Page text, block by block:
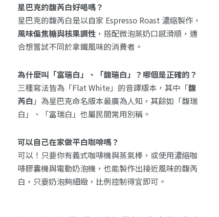
星巴克的馥芮白好喝嗎？
星巴克的馥芮白是以自家 Espresso Roast 濃縮製作，
風味偏焦糖與核果調性，搭配微泡蒸奶口感滑順，適
合想嘗試不同於拿鐵風味的消費者。
為什麼叫「富瑞白」、「馥瑞白」？哪個是正確的？
三種寫法皆為「Flat White」的音譯版本，其中「馥
芮白 」為星巴克命名版本最廣為人知，其餘如「馥瑞
白」、「富瑞白」也屬民間常用別稱。
可以自己在家做平白咖啡嗎？
可以！只要你有義式咖啡機與蒸氣棒，或使用濃縮咖
啡膠囊機與電動奶泡機，也能製作出接近風味的馥芮
白，只要奶泡夠細緻，比例控制得宜即可。